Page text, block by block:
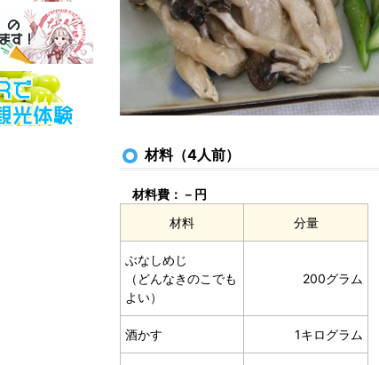
材料（4人前）
材料費：－円
材料
分量
ぶなしめじ
（どんなきのこでも
よい）
200グラム
酒かす 1キログラム